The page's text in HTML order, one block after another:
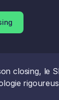
closing, le